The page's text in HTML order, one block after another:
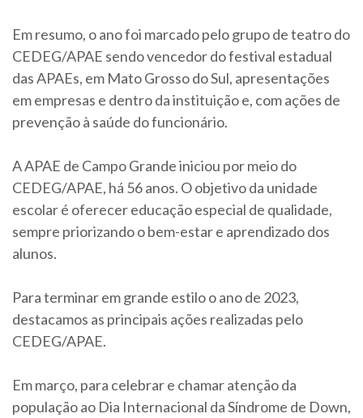
Em resumo, o ano foi marcado pelo grupo de teatro do
CEDEG/APAE sendo vencedor do festival estadual
das APAEs, em Mato Grosso do Sul, apresentações
em empresas e dentro da instituição e, com ações de
prevenção à saúde do funcionário.
A APAE de Campo Grande iniciou por meio do
CEDEG/APAE, há 56 anos. O objetivo da unidade
escolar é oferecer educação especial de qualidade,
sempre priorizando o bem-estar e aprendizado dos
alunos.
Para terminar em grande estilo o ano de 2023,
destacamos as principais ações realizadas pelo
CEDEG/APAE.
Em março, para celebrar e chamar atenção da
população ao Dia Internacional da Síndrome de Down,